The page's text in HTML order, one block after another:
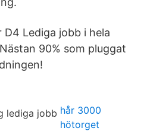
D4 Lediga jobb i hela
90% som pluggat
hår 3000
hötorget